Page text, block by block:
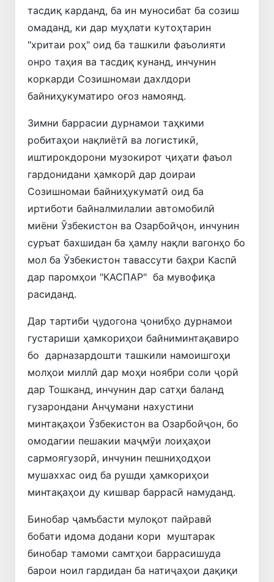
тасдиқ карданд, ба ин муносибат ба созиш
омаданд, ки дар муҳлати кутоҳтарин
"хритаи роҳ" оид ба ташкили фаъолияти
онро таҳия ва тасдиқ кунанд, инчунин
коркарди Созишномаи дахлдори
байниҳукуматиро оғоз намоянд.
Зимни баррасии дурнамои таҳкими
робитаҳои нақлиётӣ ва логистикӣ,
иштирокдорони музокирот ҷиҳати фаъол
гардонидани ҳамкорӣ дар доираи
Созишномаи байниҳукуматӣ оид ба
иртиботи байналмилалии автомобилӣ
миёни Ӯзбекистон ва Озарбойҷон, инчунин
суръат бахшидан ба ҳамлу нақли вагонҳо бо
мол ба Ӯзбекистон тавассути баҳри Каспӣ
дар паромҳои "КАСПАР" ба мувофиқа
расиданд.
Дар тартиби ҷудогона ҷонибҳо дурнамои
густариши ҳамкориҳои байниминтақавиро
бо дарназардошти ташкили намоишгоҳи
молҳои миллӣ дар моҳи ноябри соли ҷорӣ
дар Тошканд, инчунин дар сатҳи баланд
гузарондани Анҷумани нахустини
минтақаҳои Ӯзбекистон ва Озарбойҷон, бо
омодагии пешакии маҷмӯи лоиҳаҳои
сармоягузорӣ, инчунин пешниҳодҳои
мушаххас оид ба рушди ҳамкориҳои
минтақаҳои ду кишвар баррасӣ намуданд.
Бинобар ҷамъбасти мулоқот пайравӣ
бобати идома додани кори муштарак
бинобар тамоми самтҳои баррасишуда
барои ноил гардидан ба натиҷаҳои дақиқи